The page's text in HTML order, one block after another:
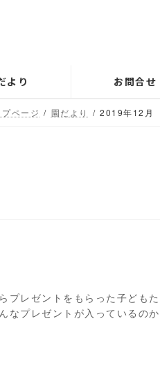
より お問合せ
ページ 園だより 2019年12月
プレゼントをもらった子ども
なプレゼントが入っているの